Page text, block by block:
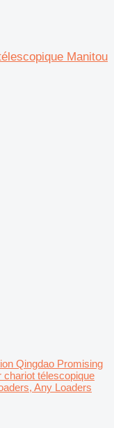
Manitou
Qingdao Promising
chariot télescopique
Any Loaders